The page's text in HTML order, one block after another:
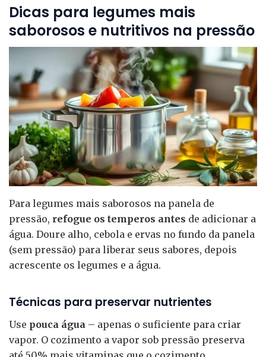
Dicas para legumes mais
saborosos e nutritivos na pressão
Para legumes mais saborosos na panela de
pressão, refogue os temperos antes de adicionar a
água. Doure alho, cebola e ervas no fundo da panela
(sem pressão) para liberar seus sabores, depois
acrescente os legumes e a água.
Técnicas para preservar nutrientes
Use pouca água – apenas o suficiente para criar
vapor. O cozimento a vapor sob pressão preserva